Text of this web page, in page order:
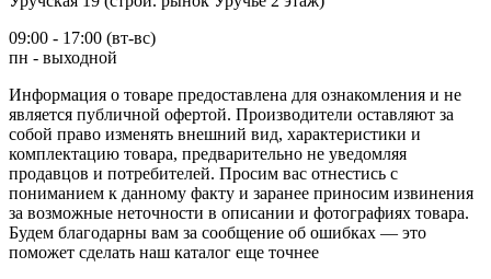
09:00 - 17:00 (вт-вс)
пн - выходной
Информация о товаре предоставлена для ознакомления и не
является публичной офертой. Производители оставляют за
собой право изменять внешний вид, характеристики и
комплектацию товара, предварительно не уведомляя
продавцов и потребителей. Просим вас отнестись с
пониманием к данному факту и заранее приносим извинения
за возможные неточности в описании и фотографиях товара.
Будем благодарны вам за сообщение об ошибках — это
поможет сделать наш каталог еще точнее